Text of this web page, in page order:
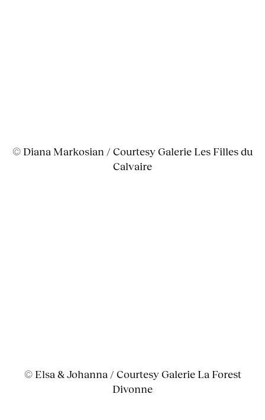
© Diana Markosian / Courtesy Galerie Les Filles du
Calvaire
© Elsa & Johanna / Courtesy Galerie La Forest
Divonne